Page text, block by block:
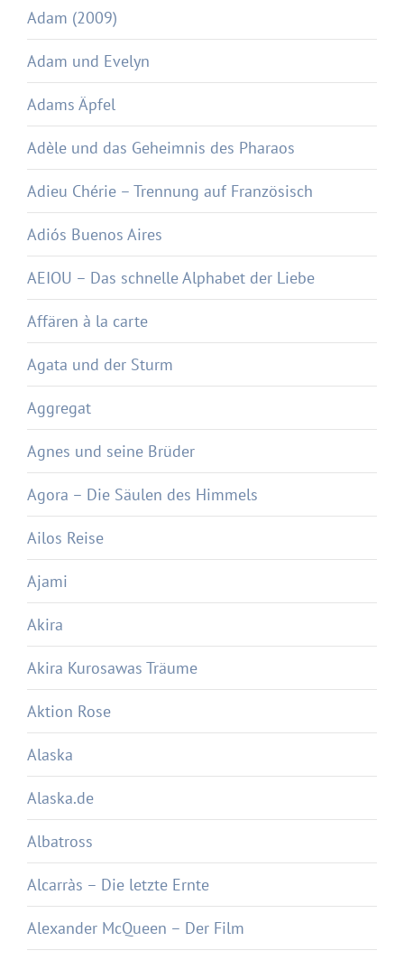
Adam (2009)
Adam und Evelyn
Adams Äpfel
Adèle und das Geheimnis des Pharaos
Adieu Chérie – Trennung auf Französisch
Adiós Buenos Aires
AEIOU – Das schnelle Alphabet der Liebe
Affären à la carte
Agata und der Sturm
Aggregat
Agnes und seine Brüder
Agora – Die Säulen des Himmels
Ailos Reise
Ajami
Akira
Akira Kurosawas Träume
Aktion Rose
Alaska
Alaska.de
Albatross
Alcarràs – Die letzte Ernte
Alexander McQueen – Der Film